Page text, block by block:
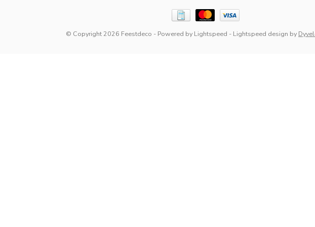
© Copyright 2026 Feestdeco - Powered by Lightspeed - Lightspeed design by